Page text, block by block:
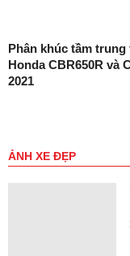
Phân khúc tầm
Honda CBR650R và
2021
ẢNH XE ĐẸP